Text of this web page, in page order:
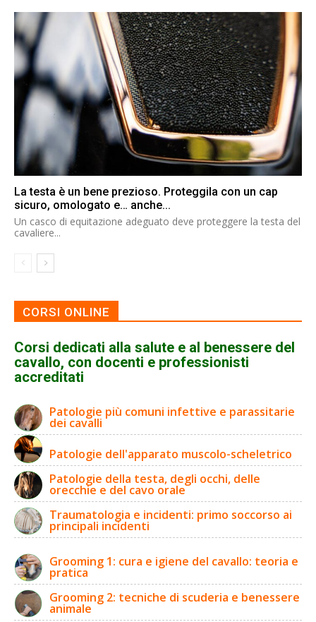
La testa è un bene prezioso. Proteggila con un cap
sicuro, omologato e… anche...
Un casco di equitazione adeguato deve proteggere la testa del
cavaliere...
CORSI ONLINE
Corsi dedicati alla salute e al benessere del
cavallo, con docenti e professionisti
accreditati
Patologie più comuni infettive e parassitarie
dei cavalli
Patologie dell'apparato muscolo-scheletrico
Patologie della testa, degli occhi, delle
orecchie e del cavo orale
Traumatologia e incidenti: primo soccorso ai
principali incidenti
Grooming 1: cura e igiene del cavallo: teoria e
pratica
Grooming 2: tecniche di scuderia e benessere
animale